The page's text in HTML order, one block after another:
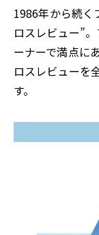
1986年から続く
ロスレビュー”
ーナーで満点に
ロスレビューを
す。